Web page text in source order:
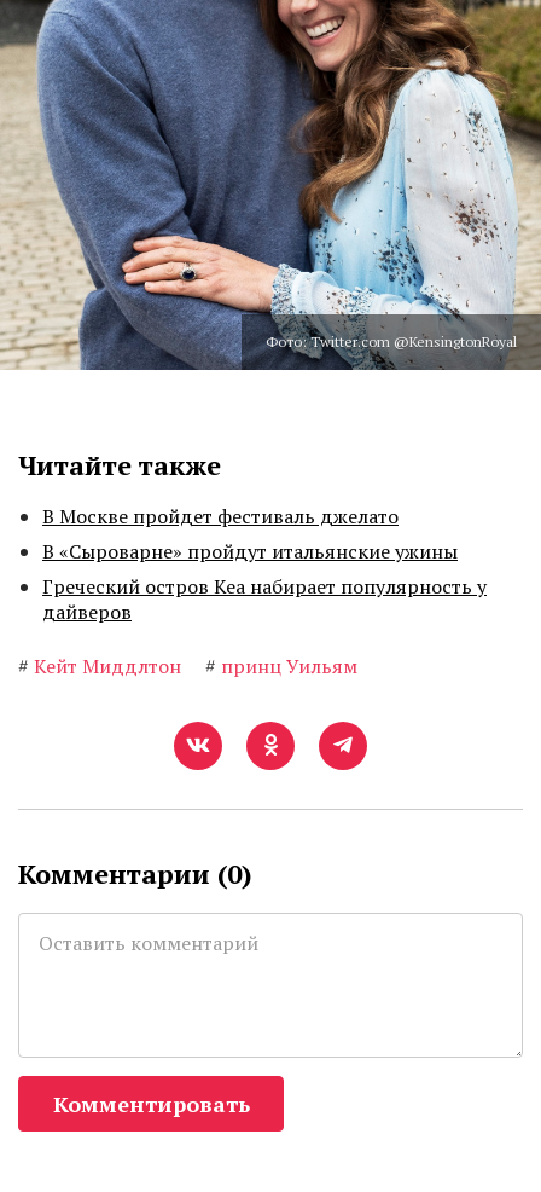
Фото: Twitter.com @KensingtonRoyal
Читайте также
В Москве пройдет фестиваль джелато
В «Сыроварне» пройдут итальянские ужины
Греческий остров Кеа набирает популярность у
дайверов
# Кейт Миддлтон # принц Уильям
Комментарии (0)
Комментировать